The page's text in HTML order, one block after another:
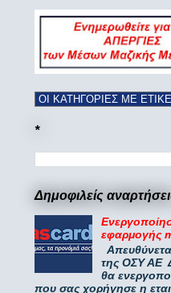
*
Δημοφιλείς
εφαρμογής
της ΟΣΥ ΑΕ
θα
που σας χορήγησε η